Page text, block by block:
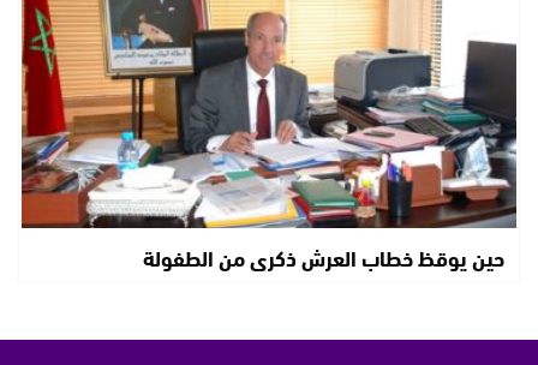
حين يوقظ خطاب العرش ذكرى من الطفولة